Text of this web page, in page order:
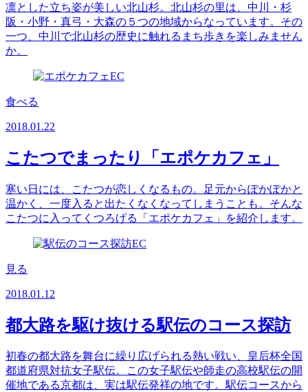
凛とした立ち姿が美しい北山杉。北山杉の里は、中川・杉
阪・小野・真弓・大森の５つの地域からなっています。その
一つ、中川で北山杉の歴史に触れるまち歩きを楽しみません
か。
食べる
2018.01.22
こたつでまったり「エポケカフェ」
寒い日には、こたつが恋しくなるもの。足元からぽかぽかと
温かく、一度入ると出たくなくなってしまうことも。そんな
こたつに入ってくつろげる「エポケカフェ」を紹介します。
見る
2018.01.12
都大路を駆け抜ける駅伝のコース探訪
初春の都大路を舞台に繰り広げられる熱い戦い、皇后杯全国
都道府県対抗女子駅伝。この女子駅伝や師走の高校駅伝の開
催地である京都は、実は駅伝発祥の地です。駅伝コースから